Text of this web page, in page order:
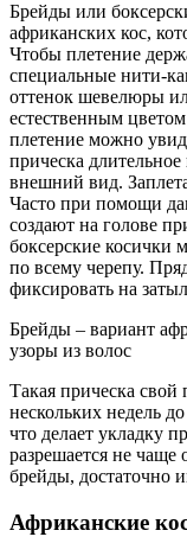
Брейды или
африканских кос,
Чтобы плетение
специальные нити-
оттенок шевелюры
естественным
плетение можно
прическа
внешний вид.
Часто при помощи
создают на голове
боксерские косички
по всему черепу.
фиксировать на
Брейды – вариант
узоры из волос
Такая прическа свой
нескольких недель
что делает укладку
разрешается не чаще
брейды, достаточно
Африканские